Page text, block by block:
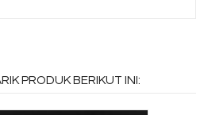
PRODUK BERIKUT INI: